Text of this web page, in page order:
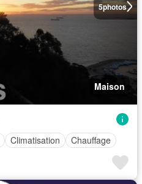
5photos
Maison
Climatisation Chauffage